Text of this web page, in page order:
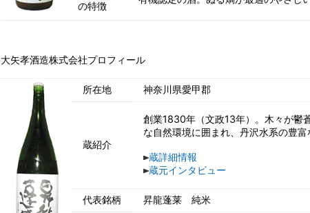
の特徴
大矢孝酒造株式会社プロフィール
所在地 神奈川県愛甲郡
蔵紹介
創業1830年（文政13年）。木々が鬱
な自然環境に囲まれ、丹沢水系の豊富
蔵詳細情報
蔵元インタビュー
代表銘柄 昇龍蓬莱 純米